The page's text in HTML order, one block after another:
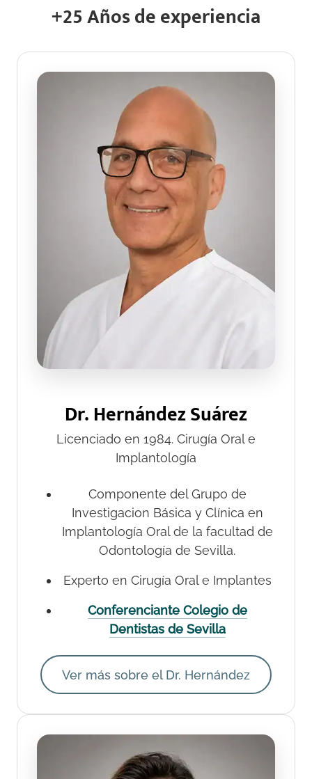
+25 Años de experiencia
Dr. HernándezSuárez
Licenciado en 1984. Cirugía Oral e
Implantología
Componente del Grupo de
Investigacion Básica y Clínica en
Implantología Oral de la facultad de
Odontología de Sevilla.
Experto en Cirugía Oral e Implantes
Conferenciante Colegio de
Dentistas de Sevilla
Ver más sobre el Dr. Hernández